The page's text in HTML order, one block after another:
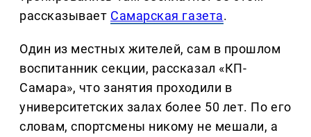
рассказывает Самарская газета.
Один из местных жителей, сам в прошлом
воспитанник секции, рассказал «КП-
Самара», что занятия проходили в
университетских залах более 50 лет. По его
словам, спортсмены никому не мешали, а